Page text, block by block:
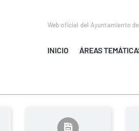
Web oficial del Ayuntamiento
INICIO ÁREAS